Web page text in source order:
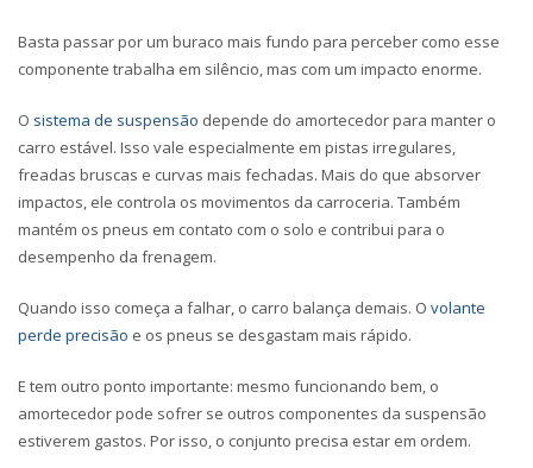
Basta passar por um buraco mais fundo para perceber como esse
componente trabalha em silêncio, mas com um impacto enorme.
O sistema de suspensão depende do amortecedor para manter o
carro estável. Isso vale especialmente em pistas irregulares,
freadas bruscas e curvas mais fechadas. Mais do que absorver
impactos, ele controla os movimentos da carroceria. Também
mantém os pneus em contato com o solo e contribui para o
desempenho da frenagem.
Quando isso começa a falhar, o carro balança demais. O volante
perde precisão e os pneus se desgastam mais rápido.
E tem outro ponto importante: mesmo funcionando bem, o
amortecedor pode sofrer se outros componentes da suspensão
estiverem gastos. Por isso, o conjunto precisa estar em ordem.